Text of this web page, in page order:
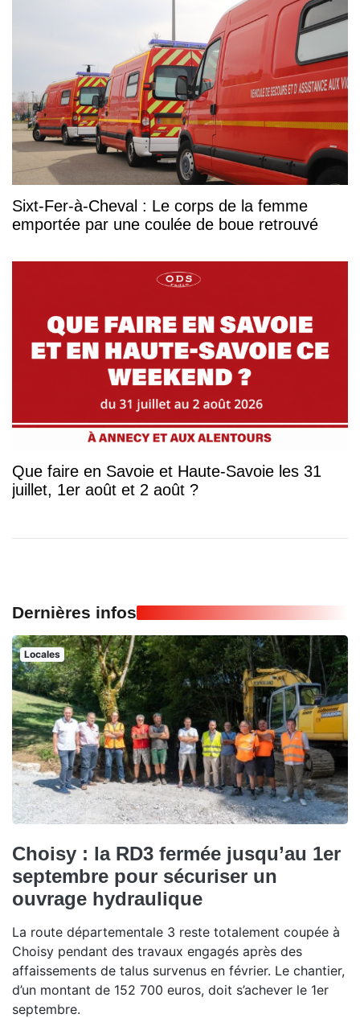
Sixt-Fer-à-Cheval : Le corps de la femme
emportée par une coulée de boue retrouvé
Que faire en Savoie et Haute-Savoie les 31
juillet, 1er août et 2 août ?
Dernières infos
Locales
Choisy : la RD3 fermée jusqu’au 1er
septembre pour sécuriser un
ouvrage hydraulique
La route départementale 3 reste totalement coupée à
Choisy pendant des travaux engagés après des
affaissements de talus survenus en février. Le chantier,
d’un montant de 152 700 euros, doit s’achever le 1er
septembre.